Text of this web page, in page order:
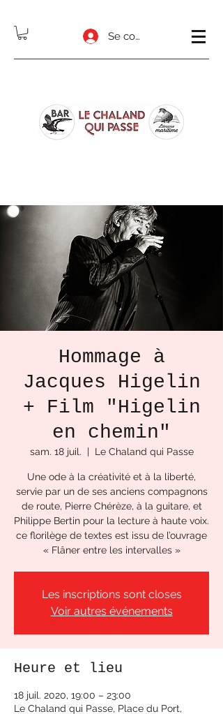
Se connecter
Hommage à
Jacques Higelin
+ Film "Higelin
en chemin"
sam. 18 juil.
  |
Le Chaland qui Passe
Une ode à la créativité et à la liberté,
servie par un de ses anciens compagnons
de route, Pierre Chérèze, à la guitare, et
Philippe Bertin pour la lecture à haute voix.
ce florilège de textes est issu de l’ouvrage
« Flâner entre les intervalles »
Les inscriptions sont closes
Voir autres événements
Heure et lieu
18 juil. 2020, 19:00 – 23:00
Le Chaland qui Passe, Place du Port,